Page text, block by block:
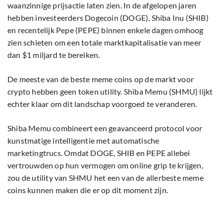
waanzinnige prijsactie laten zien. In de afgelopen jaren
hebben investeerders Dogecoin (DOGE), Shiba Inu (SHIB)
en recentelijk Pepe (PEPE) binnen enkele dagen omhoog
zien schieten om een totale marktkapitalisatie van meer
dan $1 miljard te bereiken.
De meeste van de beste meme coins op de markt voor
crypto hebben geen token utility. Shiba Memu (SHMU) lijkt
echter klaar om dit landschap voorgoed te veranderen.
Shiba Memu combineert een geavanceerd protocol voor
kunstmatige intelligentie met automatische
marketingtrucs. Omdat DOGE, SHIB en PEPE allebei
vertrouwden op hun vermogen om online grip te krijgen,
zou de utility van SHMU het een van de allerbeste meme
coins kunnen maken die er op dit moment zijn.